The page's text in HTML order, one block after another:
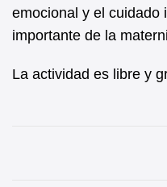
emocional y el cuidado
importante de la
La actividad es libre y